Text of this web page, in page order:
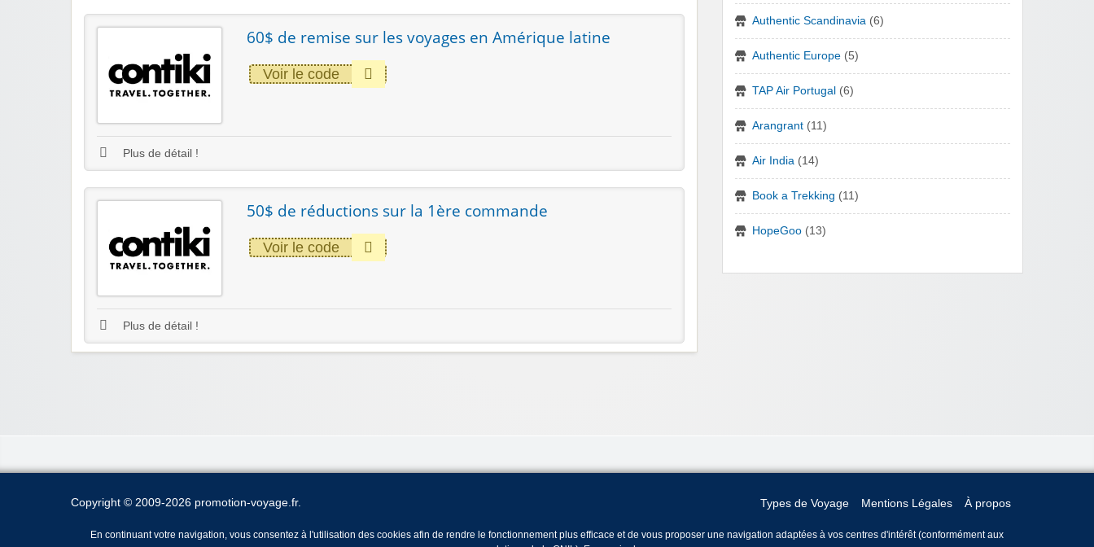
60$ de remise sur les voyages en Amérique latine
Voir le code
Plus de détail !
50$ de réductions sur la 1ère commande
Voir le code
Plus de détail !
Authentic Scandinavia (6)
Authentic Europe (5)
TAP Air Portugal (6)
Arangrant (11)
Air India (14)
Book a Trekking (11)
HopeGoo (13)
Copyright © 2009-2026 promotion-voyage.fr. Types de Voyage Mentions Légales À propos
En continuant votre navigation, vous consentez à l'utilisation des cookies afin de rendre le fonctionnement plus efficace et de vous proposer une navigation adaptées à vos centres d'intérêt (conformément aux